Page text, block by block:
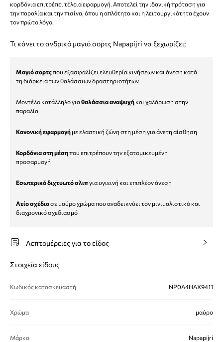
κορδόνια επιτρέπει τέλεια εφαρμογή. Αποτελεί την ιδανική πρόταση για
την παραλία και την πισίνα, όπου η απλότητα και η λειτουργικότητα έχουν
τον πρώτο λόγο.
Τι κάνει το ανδρικό μαγιό σορτς Napapijri να ξεχωρίζει;
Μαγιό σορτςπου εξασφαλίζει ελευθερία κινήσεων και άνεση κατά
τη διάρκεια των θαλάσσιων δραστηριοτήτων
Μοντέλο κατάλληλο γιαθαλάσσια αναψυχή και χαλάρωση στην
παραλία
Κανονική εφαρμογή με ελαστική ζώνη στη μέση για άνετη αίσθηση
Κορδόνια στη μέσηπου επιτρέπουν την εξατομικευμένη
προσαρμογή
Εσωτερικό διχτυωτό σλιπγια υγιεινή και επιπλέον άνεση
Λείο σχέδιοσε μαύρο χρώμα που αναδεικνύει τον μινιμαλιστικό και
διαχρονικό σχεδιασμό
Λεπτομέρειες για το είδος
Στοιχεία είδους
Κωδικός κατασκευαστή NP0A4HAX9411
Χρώμα μαύρο
Μάρκα Napapijri